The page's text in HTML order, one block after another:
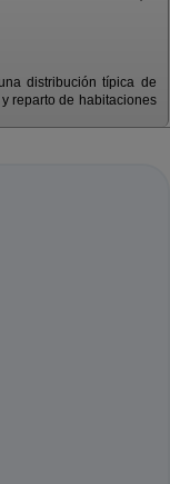
distribución típica de
reparto de habitaciones